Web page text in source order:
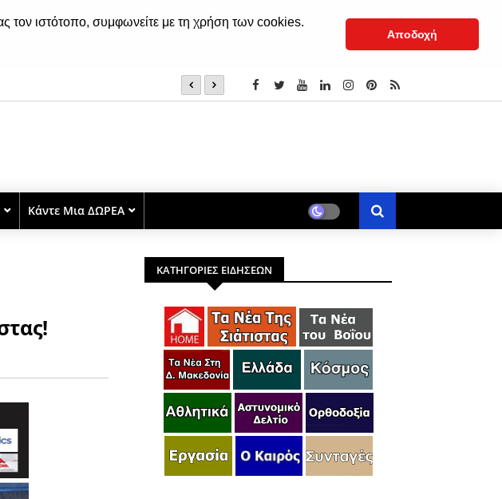
τον ιστότοπο, συμφωνείτε με τη χρήση των cookies.
Αποδοχή
: Πολιτιστικό Καλοκαίρι- Παρασκευή 7 Αυγούστου
Κάντε Μια ΔΩΡΕΑ
ΚΑΤΗΓΟΡΙΕΣ ΕΙΔΗΣΕΩΝ